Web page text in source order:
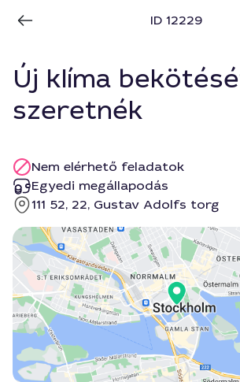
ID 12229
Új klíma
szeretnék
Nem elérhető feladatok
Egyedi megállapodás
111 52, 22, Gustav Adolfs torg